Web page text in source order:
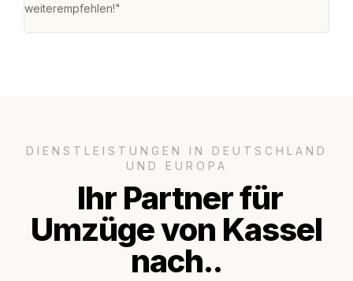
weiterempfehlen!"
DIENSTLEISTUNGEN IN DEUTSCHLAND
UND EUROPA
Ihr Partner für
Umzüge von Kassel
nach..